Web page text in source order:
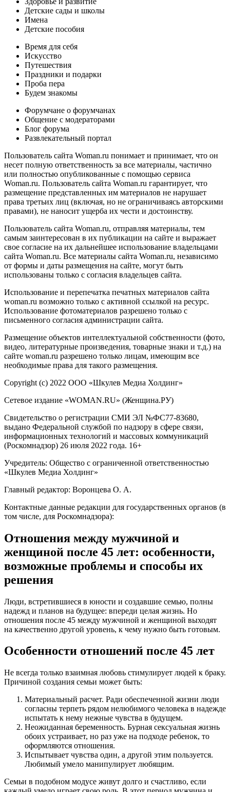
Детские сады и школы
Имена
Детские пособия
Время для себя
Искусство
Путешествия
Праздники и подарки
Проба пера
Будем знакомы
Форумчане о форумчанах
Общение с модераторами
Блог форума
Развлекательный портал
Пользователь сайта Woman.ru понимает и принимает, что он
несет полную ответственность за все материалы, частично
или полностью опубликованные с помощью сервиса
Woman.ru. Пользователь сайта Woman.ru гарантирует, что
размещение представленных им материалов не нарушает
права третьих лиц (включая, но не ограничиваясь авторскими
правами), не наносит ущерба их чести и достоинству.
Пользователь сайта Woman.ru, отправляя материалы, тем
самым заинтересован в их публикации на сайте и выражает
свое согласие на их дальнейшее использование владельцами
сайта Woman.ru. Все материалы сайта Woman.ru, независимо
от формы и даты размещения на сайте, могут быть
использованы только с согласия владельцев сайта.
Использование и перепечатка печатных материалов сайта
woman.ru возможно только с активной ссылкой на ресурс.
Использование фотоматериалов разрешено только с
письменного согласия администрации сайта.
Размещение объектов интеллектуальной собственности (фото,
видео, литературные произведения, товарные знаки и т.д.) на
сайте woman.ru разрешено только лицам, имеющим все
необходимые права для такого размещения.
Copyright (с) 2022 ООО «Шкулев Медиа Холдинг»
Сетевое издание «WOMAN.RU» (Женщина.РУ)
Свидетельство о регистрации СМИ ЭЛ №ФС77-83680,
выдано Федеральной службой по надзору в сфере связи,
информационных технологий и массовых коммуникаций
(Роскомнадзор) 26 июля 2022 года. 16+
Учредитель: Общество с ограниченной ответственностью
«Шкулев Медиа Холдинг»
Главный редактор: Воронцева О. А.
Контактные данные редакции для государственных органов (в
том числе, для Роскомнадзора):
Отношения между мужчиной и
женщиной после 45 лет: особенности,
возможные проблемы и способы их
решения
Люди, встретившиеся в юности и создавшие семью, полны
надежд и планов на будущее: впереди целая жизнь. Но
отношения после 45 между мужчиной и женщиной выходят
на качественно другой уровень, к чему нужно быть готовым.
Особенности отношений после 45 лет
Не всегда только взаимная любовь стимулирует людей к браку.
Причиной создания семьи может быть:
Материальный расчет. Ради обеспеченной жизни люди
согласны терпеть рядом нелюбимого человека в надежде
испытать к нему нежные чувства в будущем.
Неожиданная беременность. Бурная сексуальная жизнь
обоих устраивает, но раз уже на подходе ребенок, то
оформляются отношения.
Испытывает чувства один, а другой этим пользуется.
Любимый умело манипулирует любящим.
Семьи в подобном модусе живут долго и счастливо, если